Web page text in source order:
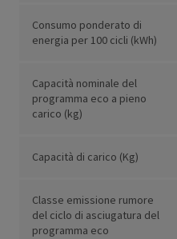
Consumo ponderato di
energia per 100 cicli (kWh)
Capacità nominale del
programma eco a pieno
carico (kg)
Capacità di carico (Kg)
Classe emissione rumore
del ciclo di asciugatura del
programma eco